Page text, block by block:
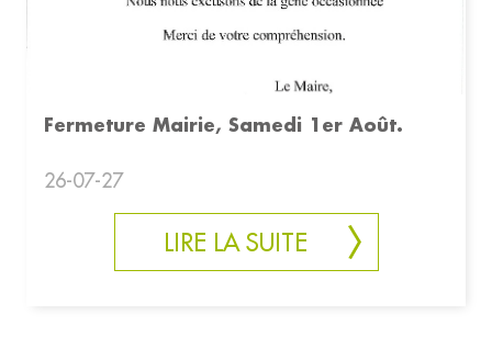
Fermeture Mairie, Samedi 1er Août.
26-07-27
LIRE LA SUITE